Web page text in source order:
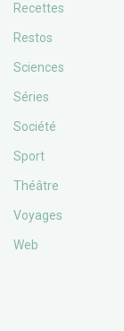
Recettes
Restos
Sciences
Séries
Société
Sport
Théâtre
Voyages
Web